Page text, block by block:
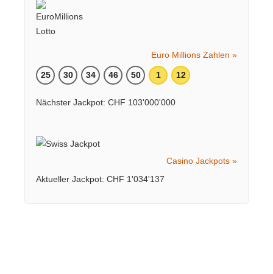
Euro Millions Zahlen »
25 30 34 46 50 1 12
Nächster Jackpot: CHF 103'000'000
Casino Jackpots »
Aktueller Jackpot: CHF 1'034'137